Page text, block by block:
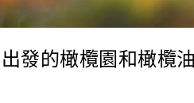
發的橄欖園和橄欖